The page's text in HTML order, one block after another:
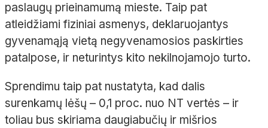
paslaugų prieinamumą mieste. Taip pat
atleidžiami fiziniai asmenys, deklaruojantys
gyvenamąją vietą negyvenamosios paskirties
patalpose, ir neturintys kito nekilnojamojo turto.
Sprendimu taip pat nustatyta, kad dalis
surenkamų lėšų – 0,1 proc. nuo NT vertės – ir
toliau bus skiriama daugiabučių ir mišrios